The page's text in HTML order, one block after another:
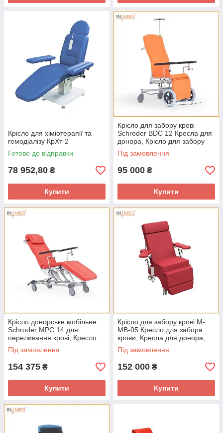
Крісло для хіміотерапії та
гемодіалізу КрХт-2
Готово до відправки
78 952,80 ₴
Купити
Крісло для забору крові
Schroder BDC 12 Кресла для
донора, Крісло для забору
крові, Донорське крісло
Під замовлення
95 000 ₴
Купити
Крісло донорське мобільне
Schroder MPC 14 для
переливання крові, Кресло
для донора, Кресла для
переливания
Під замовлення
154 375 ₴
Купити
Крісло для забору крові M-
MB-05 Кресло для забора
крови, Кресла для донора,
Стільці донорські
Під замовлення
152 000 ₴
Купити